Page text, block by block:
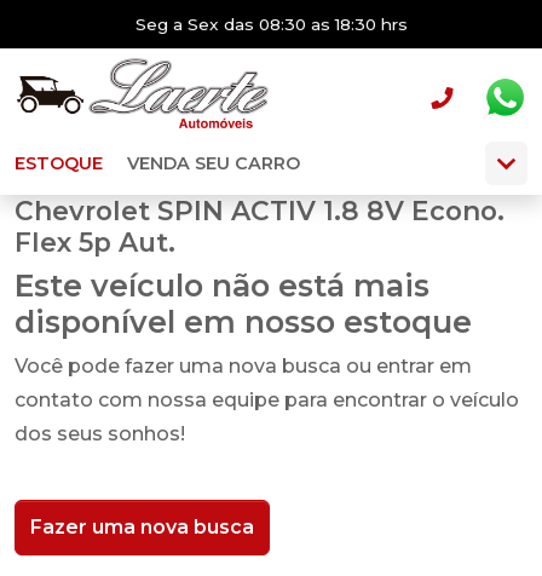
Seg a Sex das 08:30 as 18:30 hrs
ESTOQUE VENDA SEU CARRO
Chevrolet SPIN ACTIV 1.8 8V Econo.
Flex 5p Aut.
Este veículo não está mais
disponível em nosso estoque
Você pode fazer uma nova busca ou entrar em
contato com nossa equipe para encontrar o veículo
dos seus sonhos!
Fazer uma nova busca